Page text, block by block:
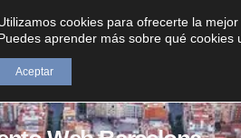
cookies para ofrecerte la
aprender más sobre qué
Aceptar